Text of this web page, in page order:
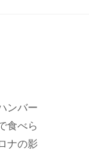
ンバー
食べら
ナの影